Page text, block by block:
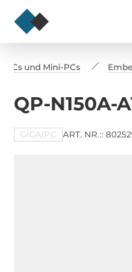
PCs und Mini-PCs
QP-N150A-
GIGAIPC ART. NR.::